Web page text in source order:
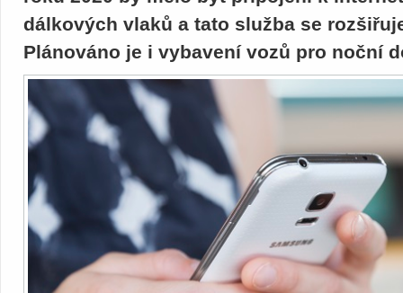
dálkových vlaků a tato služba se
Plánováno je i vybavení vozů pro noční